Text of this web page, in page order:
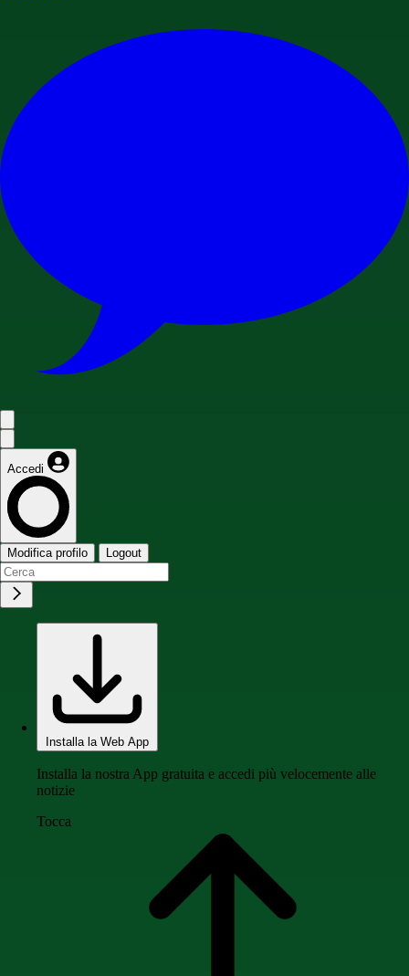
Accedi
Modifica profilo Logout
Installa la Web App
Installa la nostra App gratuita e accedi più velocemente alle
notizie
Tocca